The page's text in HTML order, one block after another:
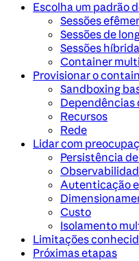
Escolha um padrão
Sessões
Sessões de
Sessões
Container
Provisionar o
Sandboxing
Dependências
Recursos
Rede
Lidar com
Persistência
Autenticação
Custo
Isolamento
Limitações
Próximas etapas